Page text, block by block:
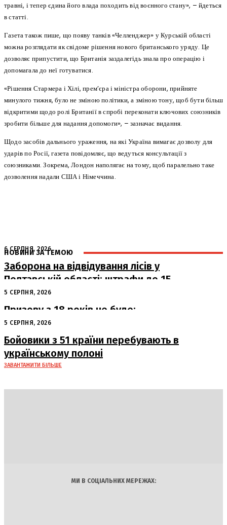
травні, і тепер єдина його влада походить від воєнного стану», – йдеться
в статті.
Газета також пише, що появу танків «Челленджер» у Курській області
можна розглядати як свідоме рішення нового британського уряду. Це
дозволяє припустити, що Британія заздалегідь знала про операцію і
допомагала до неї готуватися.
«Рішення Стармера і Хілі, прем’єра і міністра оборони, прийняте
минулого тижня, було не зміною політики, а зміною тону, щоб бути більш
відкритими щодо ролі Британії в спробі переконати ключових союзників
зробити більше для надання допомоги», – зазначає видання.
Щодо засобів дальнього ураження, на які Україна вимагає дозволу для
ударів по Росії, газета повідомляє, що ведуться консультації з
союзниками. Зокрема, Лондон наполягає на тому, щоб паралельно таке
дозволення надали США і Німеччина.
НОВИНИ ЗА ТЕМОЮ
6 СЕРПНЯ, 2026
Заборона на відвідування лісів у
Полтавській області: штрафи до 15
тисяч гривень
5 СЕРПНЯ, 2026
Призову з 18 років не буде:
офіційна позиція Офісу Президента
5 СЕРПНЯ, 2026
Бойовики з 51 країни перебувають в
українському полоні
ЗАВАНТАЖИТИ БІЛЬШЕ
МИ В СОЦІАЛЬНИХ МЕРЕЖАХ: